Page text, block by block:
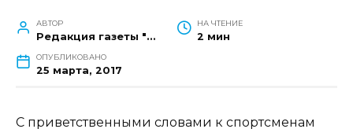
АВТОР
Редакция газеты "Наш край"
НА ЧТЕНИЕ
2 мин
ОПУБЛИКОВАНО
25 марта, 2017
С приветственными словами к спортсменам